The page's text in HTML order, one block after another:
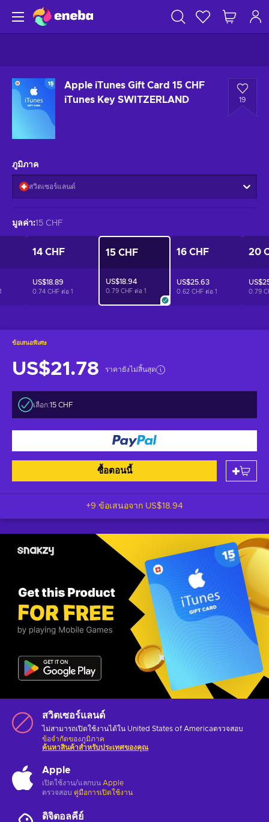
Apple iTunes Gift Card 15 CHF
iTunes Key SWITZERLAND
19
ข้อเสนอพิเศษ
US$21.78 ราคายังไม่สิ้นสุด
เลือก:15 CHF
ซื้อตอนนี้
+9 ข้อเสนอจาก US$18.94
สวิตเซอร์แลนด์
ไม่สามารถเปิดใช้งานได้ใน United States of Americaตรวจสอบ
ข้อจำกัดของภูมิภาค
ค้นหาสินค้าสำหรับประเทศของคุณ
Apple
เปิดใช้งาน/แลกบน Apple
ตรวจสอบ คู่มือการเปิดใช้งาน
ดิจิตอลคีย์
ภูมิภาค
สวิตเซอร์แลนด์
มูลค่า:15 CHF
1
14 CHF
US$18.89
0.74 CHF ต่อ 1
15 CHF
US$18.94
0.79 CHF ต่อ 1
16 CHF
US$25.63
0.62 CHF ต่อ 1
20
0.79